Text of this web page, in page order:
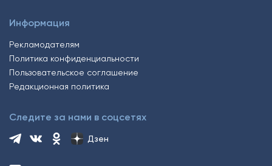
Информация
Рекламодателям
Политика конфиденциальности
Пользовательское соглашение
Редакционная политика
Следите за нами в соцсетях
Дзен